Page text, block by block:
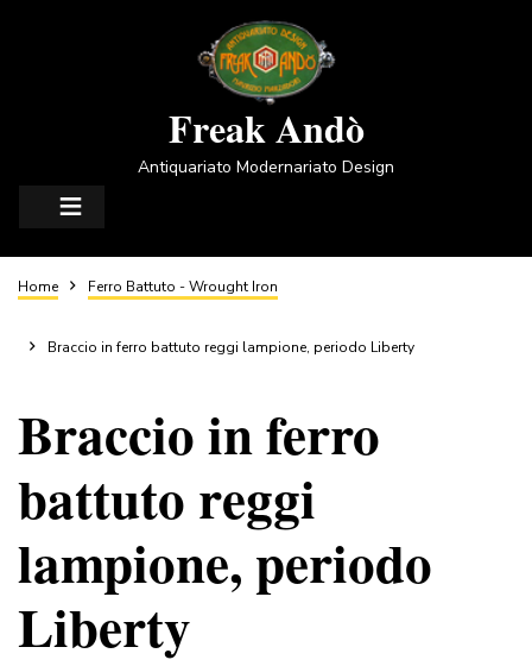
Freak Andò
Antiquariato Modernariato Design
Briciole
di
pane
Home Ferro Battuto - Wrought Iron
Braccio in ferro battuto reggi lampione, periodo Liberty
Braccio in ferro
battuto reggi
lampione, periodo
Liberty